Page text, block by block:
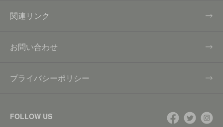
関連リンク
お問い合わせ
プライバシーポリシー
FOLLOW US